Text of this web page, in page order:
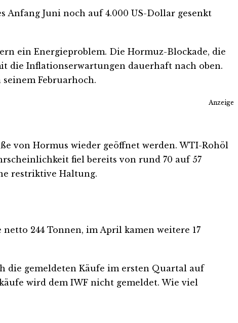
Juni noch auf 4.000 US-Dollar gesenkt
ein Energieproblem. Die Hormuz-Blockade, die
die Inflationserwartungen dauerhaft nach oben.
Februarhoch.
Anzeige
von Hormus wieder geöffnet werden. WTI-Rohöl
fiel bereits von rund 70 auf 57
restriktive Haltung.
244 Tonnen, im April kamen weitere 17
die gemeldeten Käufe im ersten Quartal auf
wird dem IWF nicht gemeldet. Wie viel